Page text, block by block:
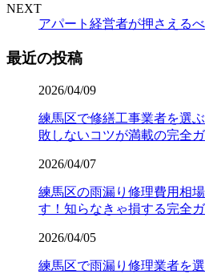
NEXT
アパート経営者が押さえる
最近の投稿
2026/04/09
練馬区で修繕工事業者を選
敗しないコツが満載の完全
2026/04/07
練馬区の雨漏り修理費用相
す！知らなきゃ損する完全
2026/04/05
練馬区で雨漏り修理業者を